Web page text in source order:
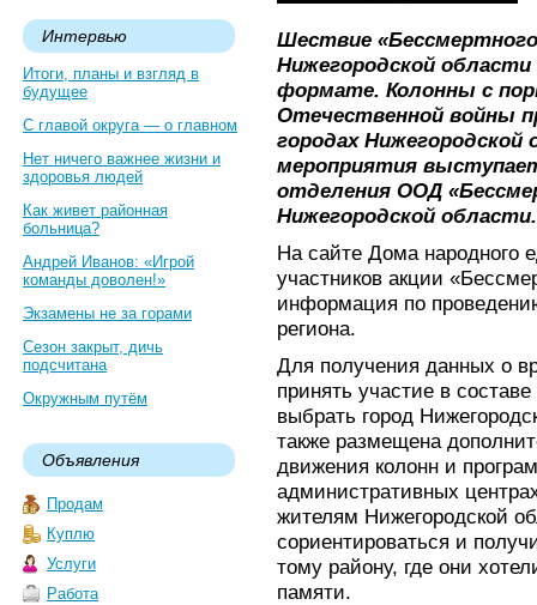
Интервью
Итоги, планы и взгляд в
будущее
С главой округа — о главном
Нет ничего важнее жизни и
здоровья людей
Как живет районная
больница?
Андрей Иванов: «Игрой
команды доволен!»
Экзамены не за горами
Сезон закрыт, дичь
подсчитана
Окружным путём
Объявления
Продам
Куплю
Услуги
Работа
Шествие
Нижегородской
формате. Колонны с
Отечественной войны
городах
мероприятия
отделения ООД
Нижегородской области.
На сайте Дома народного
участников акции
информация по
региона.
Для получения данных о
принять участие в
выбрать город
также размещена
движения колонн и
административных
жителям Нижегородской
сориентироваться и
тому району, где они
памяти.